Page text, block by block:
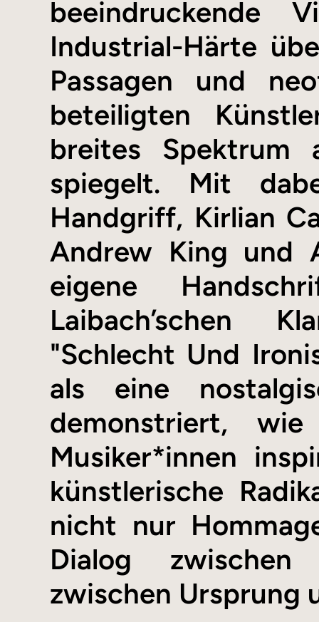
beeindruckende
Industrial-Härte
Passagen und
beteiligten
breites Spektrum
spiegelt. Mit
Handgriff, Kirlian
Andrew King und
eigene
Laibach’schen
"Schlecht Und
als eine
demonstriert,
Musiker*innen
künstlerische
nicht nur
Dialog zwischen
zwischen Ursprung